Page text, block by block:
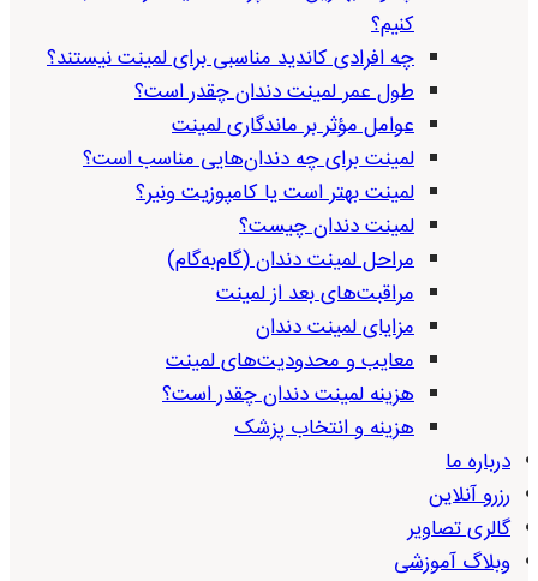
کنیم؟
چه افرادی کاندید مناسبی برای لمینت نیستند؟
طول عمر لمینت دندان چقدر است؟
عوامل مؤثر بر ماندگاری لمینت
لمینت برای چه دندان‌هایی مناسب است؟
لمینت بهتر است یا کامپوزیت ونیر؟
لمینت دندان چیست؟
مراحل لمینت دندان (گام‌به‌گام)
مراقبت‌های بعد از لمینت
مزایای لمینت دندان
معایب و محدودیت‌های لمینت
هزینه لمینت دندان چقدر است؟
هزینه و انتخاب پزشک
درباره ما
رزرو آنلاین
گالری تصاویر
وبلاگ آموزشی